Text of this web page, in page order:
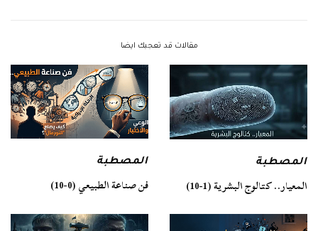
مقالات قد تعجبك ايضا
المصطبة
المعيار.. كتالوج البشرية (1-10)
المصطبة
فن صناعة الطبيعي (0-10)